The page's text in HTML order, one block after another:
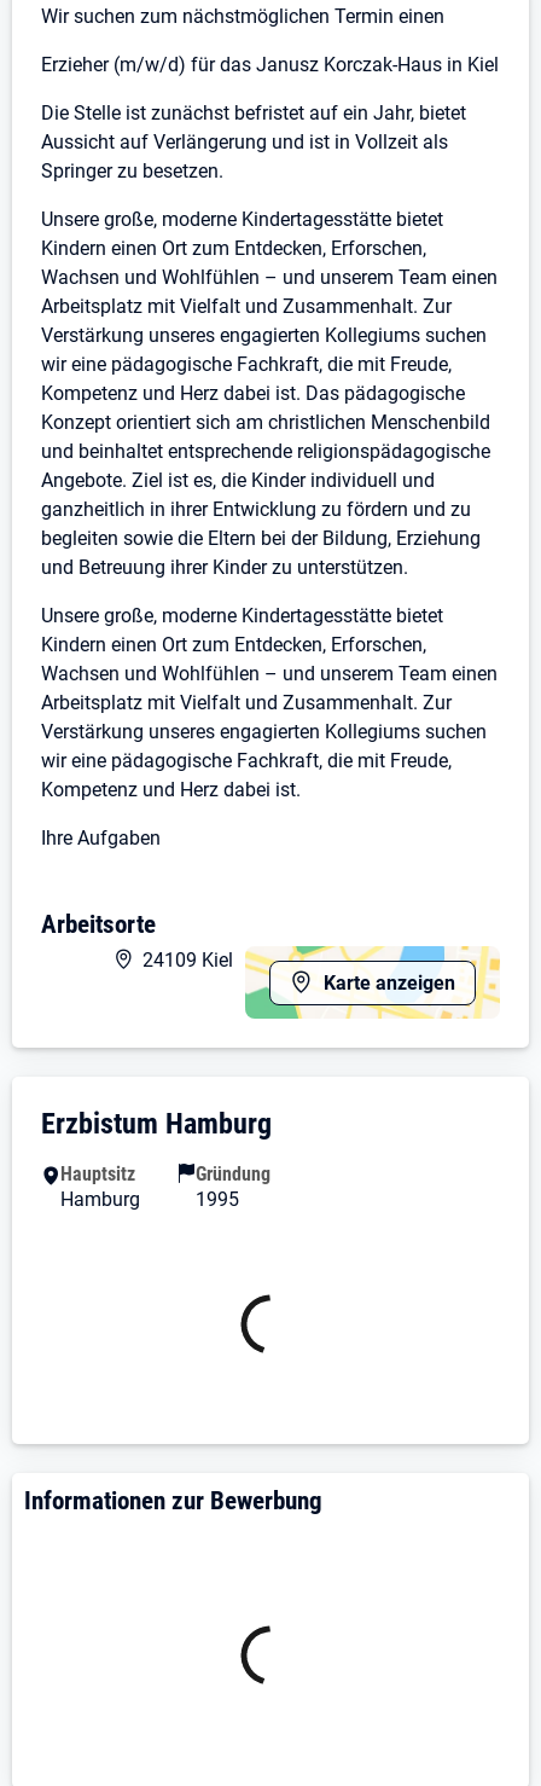
Stellenbeschreibung
Wir suchen zum nächstmöglichen Termin einen
Erzieher (m/w/d) für das Janusz Korczak-Haus in Kiel
Die Stelle ist zunächst befristet auf ein Jahr, bietet
Aussicht auf Verlängerung und ist in Vollzeit als
Springer zu besetzen.
Unsere große, moderne Kindertagesstätte bietet
Kindern einen Ort zum Entdecken, Erforschen,
Wachsen und Wohlfühlen – und unserem Team einen
Arbeitsplatz mit Vielfalt und Zusammenhalt. Zur
Verstärkung unseres engagierten Kollegiums suchen
wir eine pädagogische Fachkraft, die mit Freude,
Kompetenz und Herz dabei ist. Das pädagogische
Konzept orientiert sich am christlichen Menschenbild
und beinhaltet entsprechende religionspädagogische
Angebote. Ziel ist es, die Kinder individuell und
ganzheitlich in ihrer Entwicklung zu fördern und zu
begleiten sowie die Eltern bei der Bildung, Erziehung
und Betreuung ihrer Kinder zu unterstützen.
Unsere große, moderne Kindertagesstätte bietet
Kindern einen Ort zum Entdecken, Erforschen,
Wachsen und Wohlfühlen – und unserem Team einen
Arbeitsplatz mit Vielfalt und Zusammenhalt. Zur
Verstärkung unseres engagierten Kollegiums suchen
wir eine pädagogische Fachkraft, die mit Freude,
Kompetenz und Herz dabei ist.
Ihre Aufgaben
Planung und Durchführung der pädagogischen
und pflegerischen Arbeit
Vor- und Nachbereitung der pädagogischen
Arbeit im Rahmen der dienstlichen Vereinbarung
Staatlich anerkannte Ausbildung als Erzieher:in
Freude an der Arbeit mit Kindern, Familien und im
Bereitschaft, den christlichen Glauben und unsere
Werte im Alltag der Kita mitzutragen.
Erfahrungsstufe
Weihnachtsgeld, Bonusprogramm (corporate
Beteiligung am Jobticket
Leistungen der kirchlichen
Zusatzversorgungskasse (KZVK)
Arbeitsorte
Karte anzeigen
24109 Kiel
Unternehmensdarstellung: Erzbistum
Erzbistum Hamburg
Hauptsitz
Hamburg
Gründung
1995
Informationen zur Bewerbung